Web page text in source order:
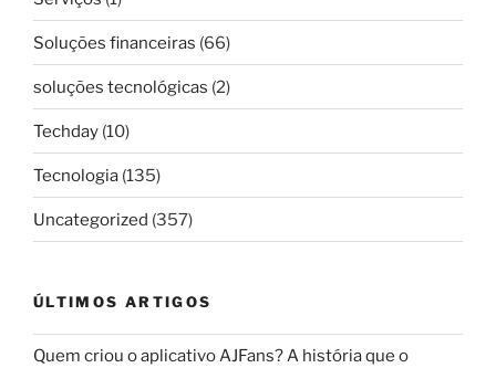
Soluções financeiras (66)
soluções tecnológicas (2)
Techday (10)
Tecnologia (135)
Uncategorized (357)
ÚLTIMOS ARTIGOS
Quem criou o aplicativo AJFans? A história que o